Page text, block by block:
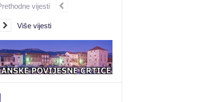
vijesti
Više vijesti